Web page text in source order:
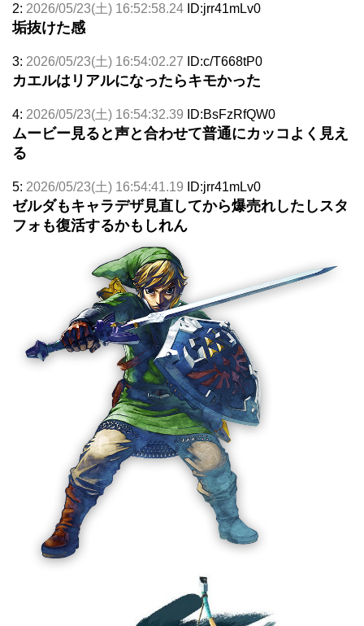
2: 2026/05/23(土) 16:52:58.24 ID:jrr41mLv0
垢抜けた感
3: 2026/05/23(土) 16:54:02.27 ID:c/T668tP0
カエルはリアルになったらキモかった
4: 2026/05/23(土) 16:54:32.39 ID:BsFzRfQW0
ムービー見ると声と合わせて普通にカッコよく見え
る
5: 2026/05/23(土) 16:54:41.19 ID:jrr41mLv0
ゼルダもキャラデザ見直してから爆売れしたしスタ
フォも復活するかもしれん